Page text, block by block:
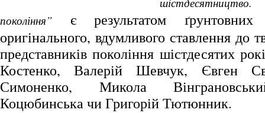
покоління”
є результатом
оригінального, вдумливого ставлення до
представників покоління шістдесятих
Костенко, Валерій Шевчук, Євген
Симоненко, Микола
Коцюбинська чи Григорій Тютюнник.